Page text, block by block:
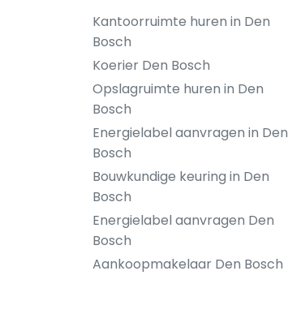
Kantoorruimte huren in Den
Bosch
Koerier Den Bosch
Opslagruimte huren in Den
Bosch
Energielabel aanvragen in Den
Bosch
Bouwkundige keuring in Den
Bosch
Energielabel aanvragen Den
Bosch
Aankoopmakelaar Den Bosch